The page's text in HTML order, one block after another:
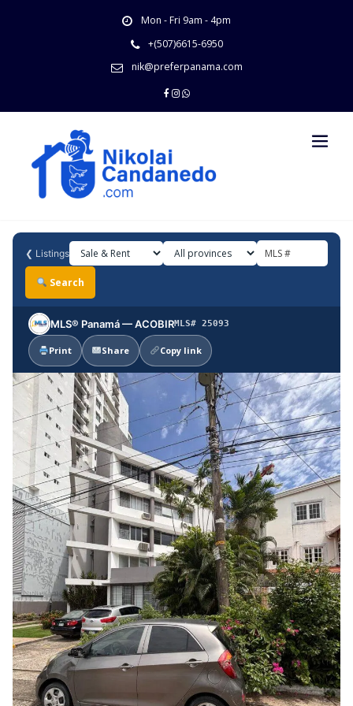
Mon - Fri 9am - 4pm
+(507)6615-6950
nik@preferpanama.com
❮ Listings
Search
MLS® Panamá — ACOBIRMLS# 25093
Print Share Copy link